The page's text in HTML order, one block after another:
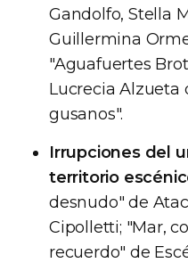
Gandolfo, Stella
Guillermina
"Aguafuertes
Lucrecia Alzueta
gusanos".
Irrupciones del
territorio
desnudo" de
Cipolletti; "Mar,
recuerdo" de